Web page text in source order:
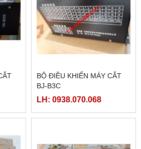
BỘ ĐIỀU KHIỂN MÁY CẮT
BJ-B3C
LH: 0938.070.068